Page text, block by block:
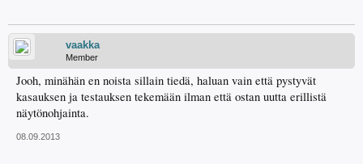
vaakka
Member
Jooh, minähän en noista sillain tiedä, haluan vain että pystyvät
kasauksen ja testauksen tekemään ilman että ostan uutta erillistä
näytönohjainta.
08.09.2013